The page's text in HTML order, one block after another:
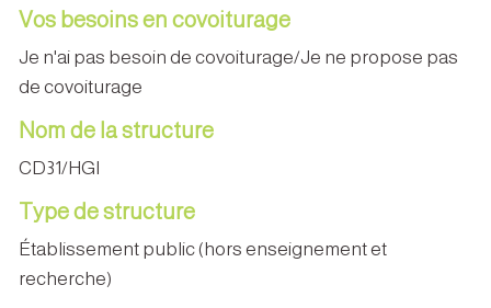
Vos besoins en covoiturage
Je n'ai pas besoin de covoiturage/Je ne propose pas
de covoiturage
Nom de la structure
CD31/HGI
Type de structure
Établissement public (hors enseignement et
recherche)